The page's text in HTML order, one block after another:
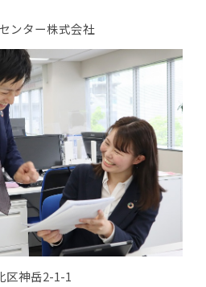
ンター株式会社
区神岳2-1-1